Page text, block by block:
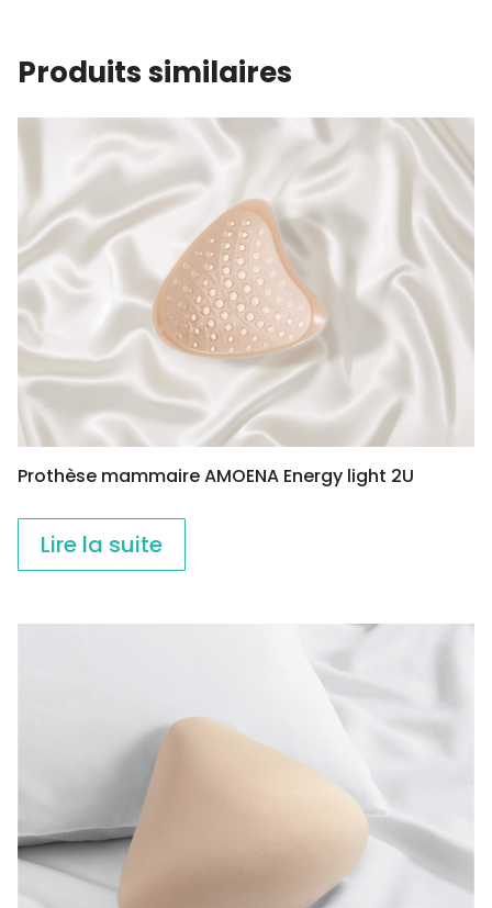
Produits similaires
Prothèse mammaire AMOENA Energy light 2U
Lire la suite